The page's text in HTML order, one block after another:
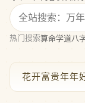
热门搜索算命学道八
花开富贵年年